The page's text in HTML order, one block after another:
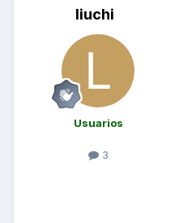
liuchi
Usuarios
3